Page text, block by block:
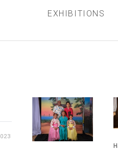
EXHIBITIONS